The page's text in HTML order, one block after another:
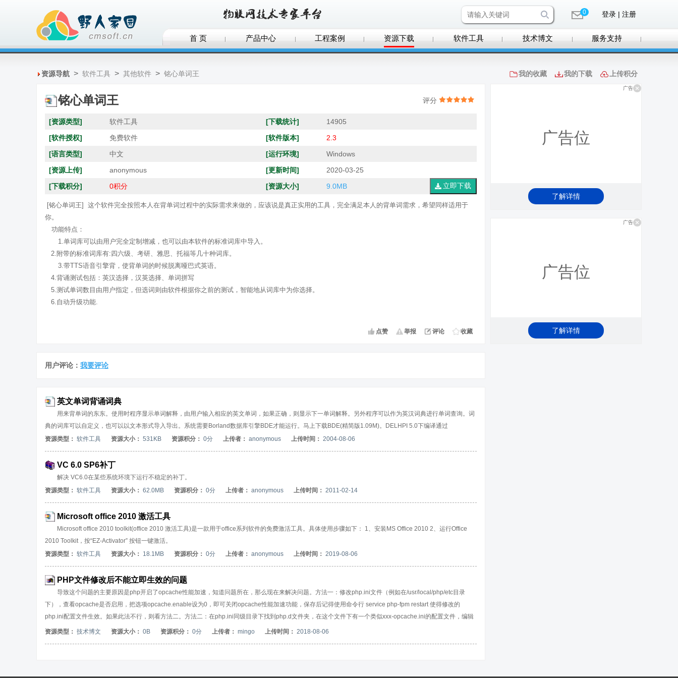
0 登录 | 注册
首 页 产品中心 工程案例 资源下载 软件工具 技术博文 服务支持
资源导航 > 软件工具 > 其他软件 > 铭心单词王 我的收藏 我的下载 上传积分
铭心单词王 评分
[资源类型] 软件工具 [下载统计]
14905
[软件授权]
免费软件 [软件版本]
2.3
[语言类型]
中文 [运行环境]
Windows
[资源上传]
anonymous [更新时间]
2020-03-25
[下载积分]
0积分 [资源大小] 9.0MB
[铭心单词王] 这个软件完全按照本人在背单词过程中的实际需求来做的，应该说是真正实用的工具，完全满足本人的背单词需求，希望同样适用于
你。
功能特点：
1.单词库可以由用户完全定制增减，也可以由本软件的标准词库中导入。
2.附带的标准词库有:四六级、考研、雅思、托福等几十种词库。
3.带TTS语音引擎背，使背单词的时候脱离哑巴式英语。
4.背诵测试包括：英汉选择，汉英选择、单词拼写
5.测试单词数目由用户指定，但选词则由软件根据你之前的测试，智能地从词库中为你选择。
6.自动升级功能.
点赞 举报 评论 收藏
用户评论： 我要评论
英文单词背诵词典
用来背单词的东东。使用时程序显示单词解释，由用户输入相应的英文单词，如果正确，则显示下一单词解释。另外程序可以作为英汉词典进行单词查询。词
典的词库可以自定义，也可以以文本形式导入导出。系统需要Borland数据库引擎BDE才能运行。马上下载BDE(精简版1.09M)。DELHPI 5.0下编译通过
资源类型： 软件工具 资源大小： 531KB 资源积分： 0分 上传者： anonymous 上传时间： 2004-08-06
VC 6.0 SP6补丁
解决 VC6.0在某些系统环境下运行不稳定的补丁。
资源类型： 软件工具 资源大小： 62.0MB 资源积分： 0分 上传者： anonymous 上传时间： 2011-02-14
Microsoft office 2010 激活工具
Microsoft office 2010 toolkit(office 2010 激活工具)是一款用于office系列软件的免费激活工具。具体使用步骤如下： 1、安装MS Office 2010 2、运行Office
2010 Toolkit，按“EZ-Activator” 按钮一键激活。
资源类型： 软件工具 资源大小： 18.1MB 资源积分： 0分 上传者： anonymous 上传时间： 2019-08-06
PHP文件修改后不能立即生效的问题
导致这个问题的主要原因是php开启了opcache性能加速，知道问题所在，那么现在来解决问题。方法一：修改php.ini文件（例如在/usr/local/php/etc目录
下），查看opcache是否启用，把选项opcache.enable设为0，即可关闭opcache性能加速功能，保存后记得使用命令行 service php-fpm restart 使得修改的
php.ini配置文件生效。如果此法不行，则看方法二。方法二：在php.ini同级目录下找到php.d文件夹，在这个文件下有一个类似xxx-opcache.ini的配置文件，编辑
这个配置文件，同样修改选项opcache.enable=0。然后保存退出，并通过命令行 service php-fpm restart使配置生效。
资源类型： 技术博文 资源大小： 0B 资源积分： 0分 上传者： mingo 上传时间： 2018-08-06
广告
广告位
了解详情
广告
广告位
了解详情